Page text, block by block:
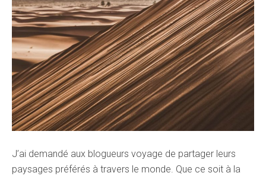
J’ai demandé aux blogueurs voyage de partager leurs
paysages préférés à travers le monde. Que ce soit à la